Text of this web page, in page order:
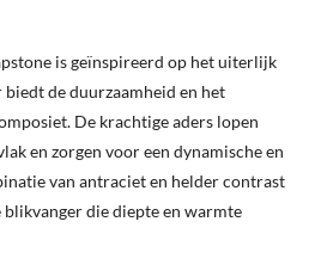
is geïnspireerd op het uiterlijk
biedt de duurzaamheid en het
De krachtige aders lopen
en zorgen voor een dynamische en
van antraciet en helder contrast
blikvanger die diepte en warmte